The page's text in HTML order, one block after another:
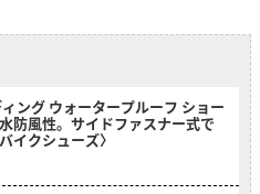
ング ウォータープルーフ ショー
防風性。サイドファスナー式で
イクシューズ〉